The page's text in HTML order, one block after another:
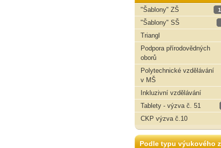
"Šablony" ZŠ
"Šablony" SŠ
Triangl
Podpora přírodovědných
oborů
Polytechnické vzdělávání
v MŠ
Inkluzivní vzdělávání
Tablety - výzva č. 51
CKP výzva č.10
Podle typu výukového